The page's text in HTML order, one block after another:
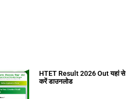
HTET Result 2026 Out यहां से
करें डाउनलोड